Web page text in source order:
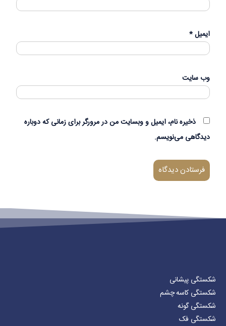
ایمیل*
وب‌ سایت
ذخیره نام، ایمیل و وبسایت من در مرورگر برای زمانی که دوباره
دیدگاهی می‌نویسم.
شکستگی پیشانی
شکستگی کاسه چشم
شکستگی گونه
شکستگی فک